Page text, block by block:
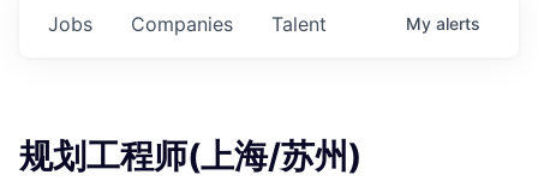
Jobs Companies Talent My alerts
规划工程师(上海/苏州)